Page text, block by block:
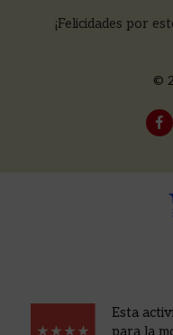
¡Felicidades por
©
Esta
para la